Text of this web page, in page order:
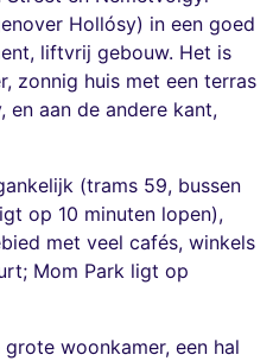
Hollósy) in een goed
liftvrij gebouw. Het is
zonnig huis met een terras
en aan de andere kant,
(trams 59, bussen
op 10 minuten lopen),
met veel cafés, winkels
Mom Park ligt op
woonkamer, een hal